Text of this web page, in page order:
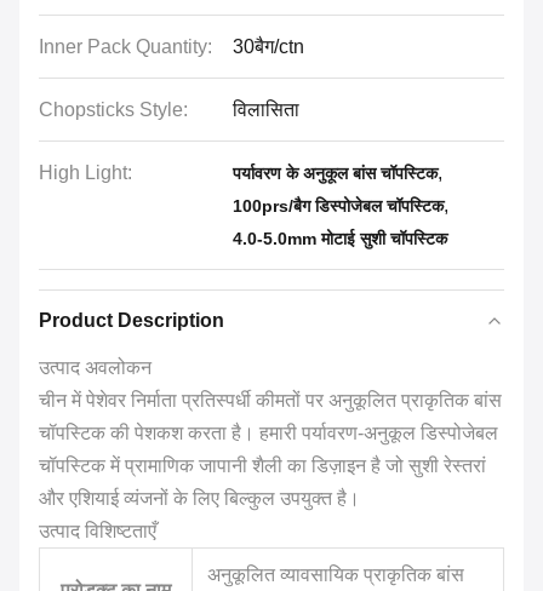
Inner Pack Quantity: 30बैग/ctn
Chopsticks Style: विलासिता
High Light: पर्यावरण के अनुकूल बांस चॉपस्टिक,
100prs/बैग डिस्पोजेबल चॉपस्टिक,
4.0-5.0mm मोटाई सुशी चॉपस्टिक
Product Description
उत्पाद अवलोकन
चीन में पेशेवर निर्माता प्रतिस्पर्धी कीमतों पर अनुकूलित प्राकृतिक बांस
चॉपस्टिक की पेशकश करता है। हमारी पर्यावरण-अनुकूल डिस्पोजेबल
चॉपस्टिक में प्रामाणिक जापानी शैली का डिज़ाइन है जो सुशी रेस्तरां
और एशियाई व्यंजनों के लिए बिल्कुल उपयुक्त है।
उत्पाद विशिष्टताएँ
अनुकूलित व्यावसायिक प्राकृतिक बांस